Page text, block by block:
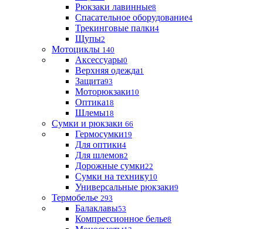
Рюкзаки лавинные8
Спасательное оборудование4
Трекинговые палки4
Щупы2
Мотоциклы 140
Аксессуары0
Верхняя одежда1
Защита93
Моторюкзаки10
Оптика18
Шлемы18
Сумки и рюкзаки 66
Гермосумки19
Для оптики4
Для шлемов2
Дорожные сумки22
Сумки на технику10
Универсальные рюкзаки9
Термобелье 293
Балаклавы53
Компрессионное белье8